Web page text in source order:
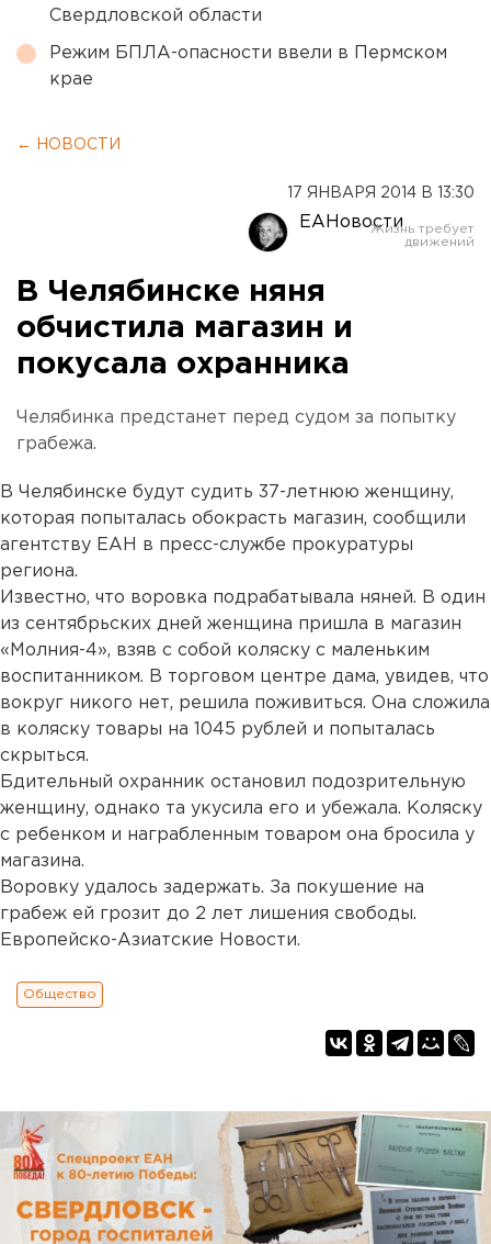
Свердловской области
Режим БПЛА-опасности ввели в Пермском
крае
← НОВОСТИ
17 ЯНВАРЯ 2014 В 13:30
ЕАНовости
В Челябинске няня
обчистила магазин и
покусала охранника
Челябинка предстанет перед судом за попытку
грабежа.
В Челябинске будут судить 37-летнюю женщину,
которая попыталась обокрасть магазин, сообщили
агентству ЕАН в пресс-службе прокуратуры
региона.
Известно, что воровка подрабатывала няней. В один
из сентябрьских дней женщина пришла в магазин
«Молния-4», взяв с собой коляску с маленьким
воспитанником. В торговом центре дама, увидев, что
вокруг никого нет, решила поживиться. Она сложила
в коляску товары на 1045 рублей и попыталась
скрыться.
Бдительный охранник остановил подозрительную
женщину, однако та укусила его и убежала. Коляску
с ребенком и награбленным товаром она бросила у
магазина.
Воровку удалось задержать. За покушение на
грабеж ей грозит до 2 лет лишения свободы.
Европейско-Азиатские Новости.
Общество